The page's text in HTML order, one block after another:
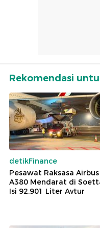
Rekomendasi
detikFinance
Pesawat Raksasa Airbus
A380 Mendarat di
Isi 92.901 Liter Avtur